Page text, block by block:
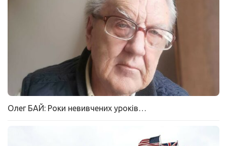
Олег БАЙ: Роки невивчених уроків…